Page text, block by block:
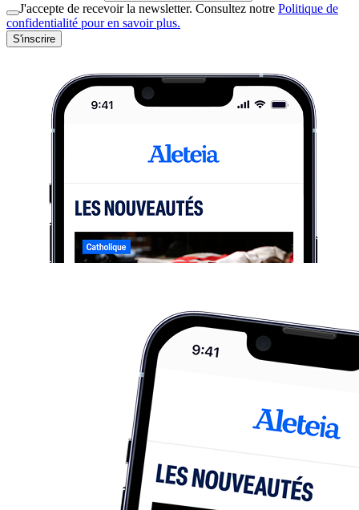
J'accepte de recevoir la newsletter. Consultez notre Politique de
confidentialité pour en savoir plus.
S'inscrire